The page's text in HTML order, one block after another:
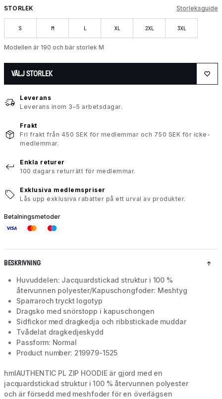
STORLEK Storleksguide
S M L XL 2XL 3XL
Modellen är 190 och bär storlek M
VÄLJ STORLEK
Leverans
Leverans inom 3–5 arbetsdagar.
Frakt
Fri frakt från 450 SEK för medlemmar och 750 SEK för icke-
medlemmar.
Enkla returer
100 dagars returrätt för medlemmar.
Exklusiva medlemspriser
Lås upp exklusiva rabatter på ett urval av produkter.
Betalningsmetoder
BESKRIVNING
Huvuddelen: Jacquardstickad struktur i 100 %
återvunnen polyester/Kapuschongfoder: Meshtyg
Sparraroch tryckt logotyp
Dragsko med snörstopp i kapuschongen
Sidfickor med dragkedja och ribbstickade muddar
Tvådelat dragkedjeskydd
Passform: Normal
Product number: 219979-1525
hmlAUTHENTIC PL ZIP HOODIE är gjord med en
jacquardstickad struktur i 100 % återvunnen polyester
och är försedd med meshfoder för en överlägsen